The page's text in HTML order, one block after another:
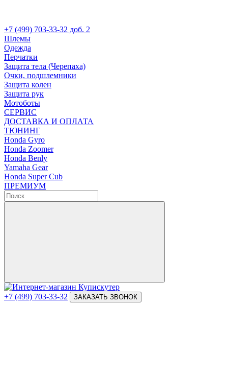
+7 (499) 703-33-32 доб. 2
Шлемы
Одежда
Перчатки
Защита тела (Черепаха)
Очки, подшлемники
Защита колен
Защита рук
Мотоботы
СЕРВИС
ДОСТАВКА И ОПЛАТА
ТЮНИНГ
Honda Gyro
Honda Zoomer
Honda Benly
Yamaha Gear
Honda Super Cub
ПРЕМИУМ
+7 (499) 703-33-32 ЗАКАЗАТЬ ЗВОНОК